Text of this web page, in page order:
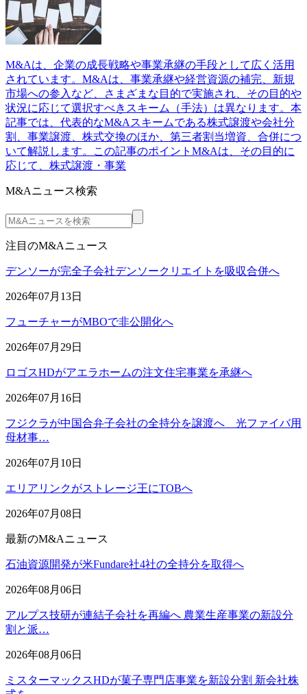
M&Aは、企業の成長戦略や事業承継の手段として広く活用
されています。M&Aは、事業承継や経営資源の補完、新規
市場への参入など、さまざまな目的で実施され、その目的や
状況に応じて選択すべきスキーム（手法）は異なります。本
記事では、代表的なM&Aスキームである株式譲渡や会社分
割、事業譲渡、株式交換のほか、第三者割当増資、合併につ
いて解説します。この記事のポイントM&Aは、その目的に
応じて、株式譲渡・事業
M&Aニュース検索
注目のM&Aニュース
デンソーが完全子会社デンソークリエイトを吸収合併へ
2026年07月13日
フューチャーがMBOで非公開化へ
2026年07月29日
ロゴスHDがアエラホームの注文住宅事業を承継へ
2026年07月16日
フジクラが中国合弁子会社の全持分を譲渡へ 光ファイバ用
母材事…
2026年07月10日
エリアリンクがストレージ王にTOBへ
2026年07月08日
最新のM&Aニュース
石油資源開発が米Fundare社4社の全持分を取得へ
2026年08月06日
アルプス技研が連結子会社を再編へ 農業生産事業の新設分
割と派…
2026年08月06日
ミスターマックスHDが菓子専門店事業を新設分割 新会社株